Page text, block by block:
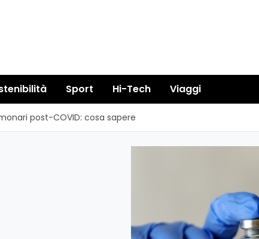
Sport Hi-Tech Viaggi
post-COVID: cosa sapere